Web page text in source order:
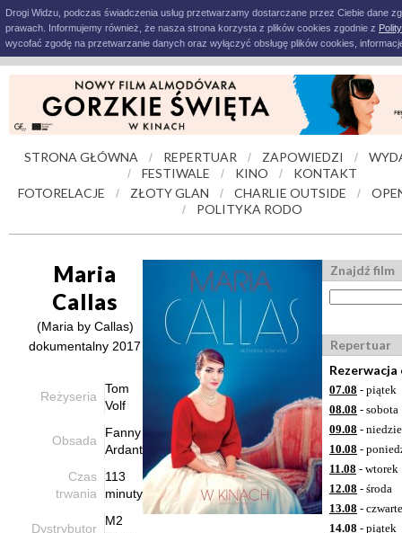
Drogi Widzu, podczas świadczenia usług przetwarzamy dostarczane przez Ciebie dane
prawach. Informujemy również, że nasza strona korzysta z plików cookies zgodnie z
wycofać zgodę na przetwarzanie danych oraz wyłączyć obsługę plików cookies,
STRONA GŁÓWNA / REPERTUAR / ZAPOWIEDZI /
/ FESTIWALE / KINO /
KONTAKT
FOTORELACJE
/ ZŁOTY GLAN / CHARLIE OUTSIDE /
/ POLITYKA RODO
Maria
Callas
(Maria by Callas)
dokumentalny 2017
Reżyseria
Tom
Volf
Obsada
Fanny
Ardant
Czas
trwania
113
minuty
Dystrybutor
M2
Znajdź film
Repertuar
Rezerwacja
07.08 - piątek
08.08 - sobota
09.08 -
10.08 -
11.08 - wtorek
12.08 - środa
13.08 -
14.08 - piątek